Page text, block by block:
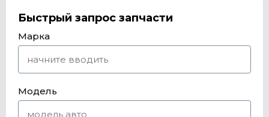
Быстрый запрос запчасти
Марка
Модель